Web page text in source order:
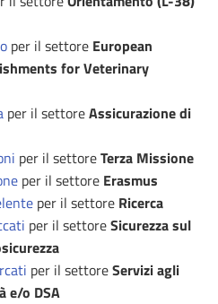
per il settore European
for Veterinary
per il settoreAssicurazione di
per il settoreTerza Missione
per il settore Erasmus
per il settore Ricerca
per il settoreSicurezza sul
per il settoreServizi agli
e/o DSA